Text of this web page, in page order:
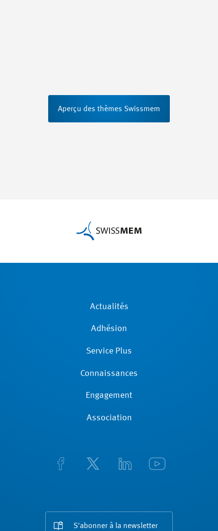
Aperçu des thèmes Swissmem
Actualités
Adhésion
Service Plus
Connaissances
Engagement
Association
S'abonner à la newsletter